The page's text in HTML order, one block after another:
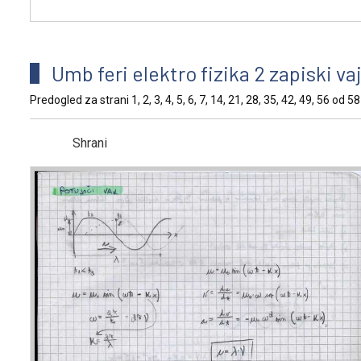
Umb feri elektro fizika 2 zapiski
Predogled za strani 1, 2, 3, 4, 5, 6, 7, 14, 21, 28, 35, 42, 49, 56 od 58
Shrani